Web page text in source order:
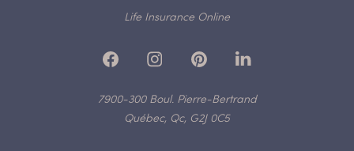
Life Insurance Online
7900-300 Boul. Pierre-Bertrand
Québec, Qc, G2J 0C5